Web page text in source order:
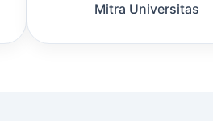
Mitra Universitas